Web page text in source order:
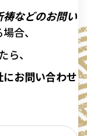
祷などのお問い
合、
、
にお問い合わせ